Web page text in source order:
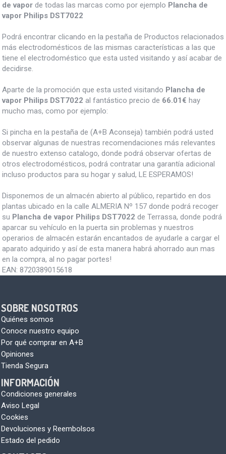
de vapor de todas las marcas como por ejemplo Plancha de
vapor Philips DST7022
Podrá encontrar clicando en la pestaña de Productos relacionados
más electrodomésticos de las mismas características a las que
tiene el electrodoméstico que esta usted visitando y así acabar de
decidirse.
Aparte de la promoción que esta usted visitando Plancha de
vapor Philips DST7022 al fantástico precio de 66.01€ hay
mucho mas, como por ejemplo:
Si pincha en la pestaña de (A+B Aconseja) también podrá usted
observar algunas de nuestras recomendaciones más relevantes
de nuestro extenso catalogo, donde podrá observar ofertas de
otros electrodomésticos, podrá contratar una garantía adicional
incluso productos para su hogar y salud, LE ESPERAMOS!
Disponemos de un almacén abierto al público, repartido en dos
plantas ubicado en la calle ALMERIA Nº 157 donde podrá recoger
su Plancha de vapor Philips DST7022 de Terrassa, donde podrá
aparcar su vehículo en la puerta sin problemas y nuestros
operarios de almacén estarán encantados de ayudarle a cargar el
aparato adquirido y así de esta manera habrá ahorrado aun mas
en la compra, al no pagar portes!
EAN: 8720389015618
SOBRE NOSOTROS
Quiénes somos
Conoce nuestro equipo
Por qué comprar en A+B
Opiniones
Tienda Segura
INFORMACIÓN
Condiciones generales
Aviso Legal
Cookies
Devoluciones y Reembolsos
Estado del pedido